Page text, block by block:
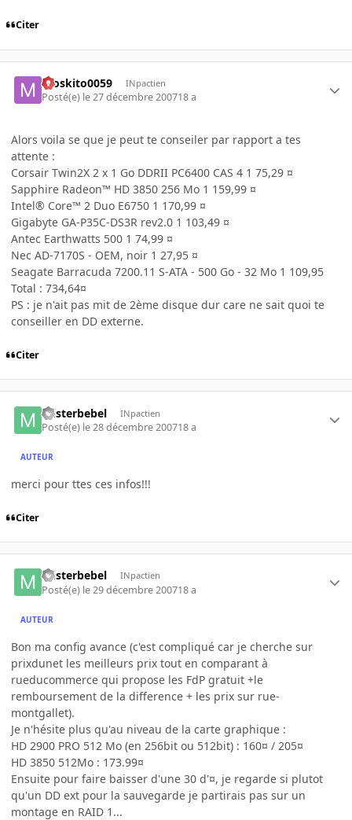
Citer
moskito0059 INpactien
Posté(e) le 27 décembre 200718 a
Alors voila se que je peut te conseiler par rapport a tes
attente :
Corsair Twin2X 2 x 1 Go DDRII PC6400 CAS 4 1 75,29 ¤
Sapphire Radeon™ HD 3850 256 Mo 1 159,99 ¤
Intel® Core™ 2 Duo E6750 1 170,99 ¤
Gigabyte GA-P35C-DS3R rev2.0 1 103,49 ¤
Antec Earthwatts 500 1 74,99 ¤
Nec AD-7170S - OEM, noir 1 27,95 ¤
Seagate Barracuda 7200.11 S-ATA - 500 Go - 32 Mo 1 109,95
Total : 734,64¤
PS : je n'ait pas mit de 2ème disque dur care ne sait quoi te
conseiller en DD externe.
Citer
misterbebel INpactien
Posté(e) le 28 décembre 200718 a
AUTEUR
merci pour ttes ces infos!!!
Citer
misterbebel INpactien
Posté(e) le 29 décembre 200718 a
AUTEUR
Bon ma config avance (c'est compliqué car je cherche sur
prixdunet les meilleurs prix tout en comparant à
rueducommerce qui propose les FdP gratuit +le
remboursement de la difference + les prix sur rue-
montgallet).
Je n'hésite plus qu'au niveau de la carte graphique :
HD 2900 PRO 512 Mo (en 256bit ou 512bit) : 160¤ / 205¤
HD 3850 512Mo : 173.99¤
Ensuite pour faire baisser d'une 30 d'¤, je regarde si plutot
qu'un DD ext pour la sauvegarde je partirais pas sur un
montage en RAID 1...